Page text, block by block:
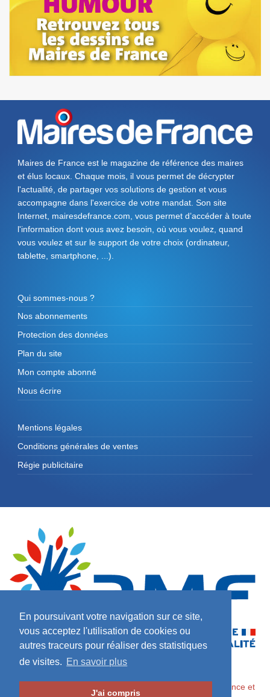
En poursuivant votre navigation sur ce site,
vous acceptez l'utilisation de cookies ou
autres traceurs pour réaliser des statistiques
de visites. En savoir plus
J'ai compris
Maires de France est le magazine de référence des maires
et élus locaux. Chaque mois, il vous permet de décrypter
l'actualité, de partager vos solutions de gestion et vous
accompagne dans l'exercice de votre mandat. Son site
Internet, mairesdefrance.com, vous permet d’accéder à toute
l'information dont vous avez besoin, où vous voulez, quand
vous voulez et sur le support de votre choix (ordinateur,
tablette, smartphone, ...).
Qui sommes-nous ?
Nos abonnements
Protection des données
Plan du site
Mon compte abonné
Nous écrire
Mentions légales
Conditions générales de ventes
Régie publicitaire
Maires de France / Association des Maires de France et